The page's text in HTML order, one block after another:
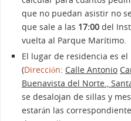
que no puedan asistir no
que sale a las 17:00 del
vuelta al Parque Marítimo.
El lugar de residencia es
(Dirección: Calle Antonio
Buenavista del Norte.,
se desalojan de sillas y
estarán las